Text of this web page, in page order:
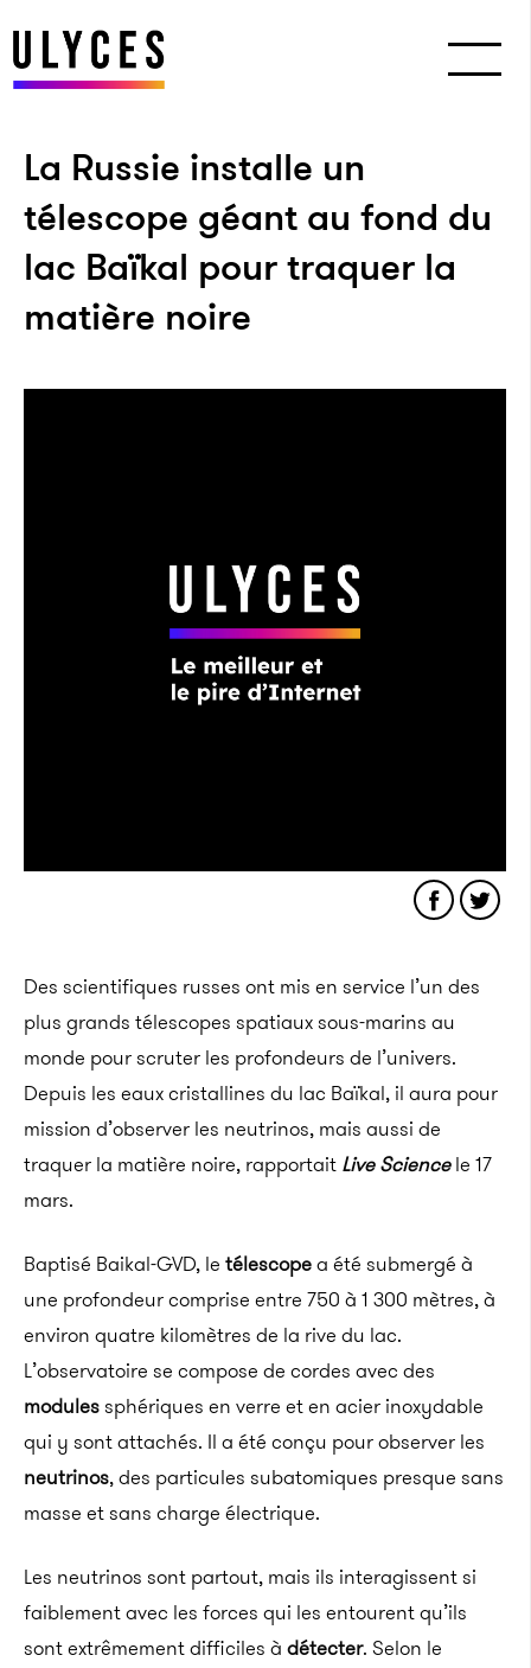
La Russie installe un
télescope géant au fond du
lac Baïkal pour traquer la
matière noire
Des scientifiques russes ont mis en service l’un des
plus grands télescopes spatiaux sous-marins au
monde pour scruter les profondeurs de l’univers.
Depuis les eaux cristallines du lac Baïkal, il aura pour
mission d’observer les neutrinos, mais aussi de
traquer la matière noire, rapportait Live Sciencele 17
mars.
Baptisé Baikal-GVD, le télescopea été submergé à
une profondeur comprise entre 750 à 1 300 mètres, à
environ quatre kilomètres de la rive du lac.
L’observatoire se compose de cordes avec des
modulessphériques en verre et en acier inoxydable
qui y sont attachés. Il a été conçu pour observer les
neutrinos, des particules subatomiques presque sans
masse et sans charge électrique.
Les neutrinos sont partout, mais ils interagissent si
faiblement avec les forces qui les entourent qu’ils
sont extrêmement difficiles à détecter. Selon le